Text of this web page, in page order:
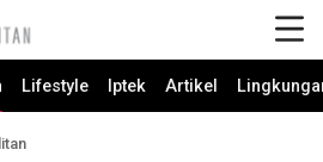
Lifestyle Iptek Artikel